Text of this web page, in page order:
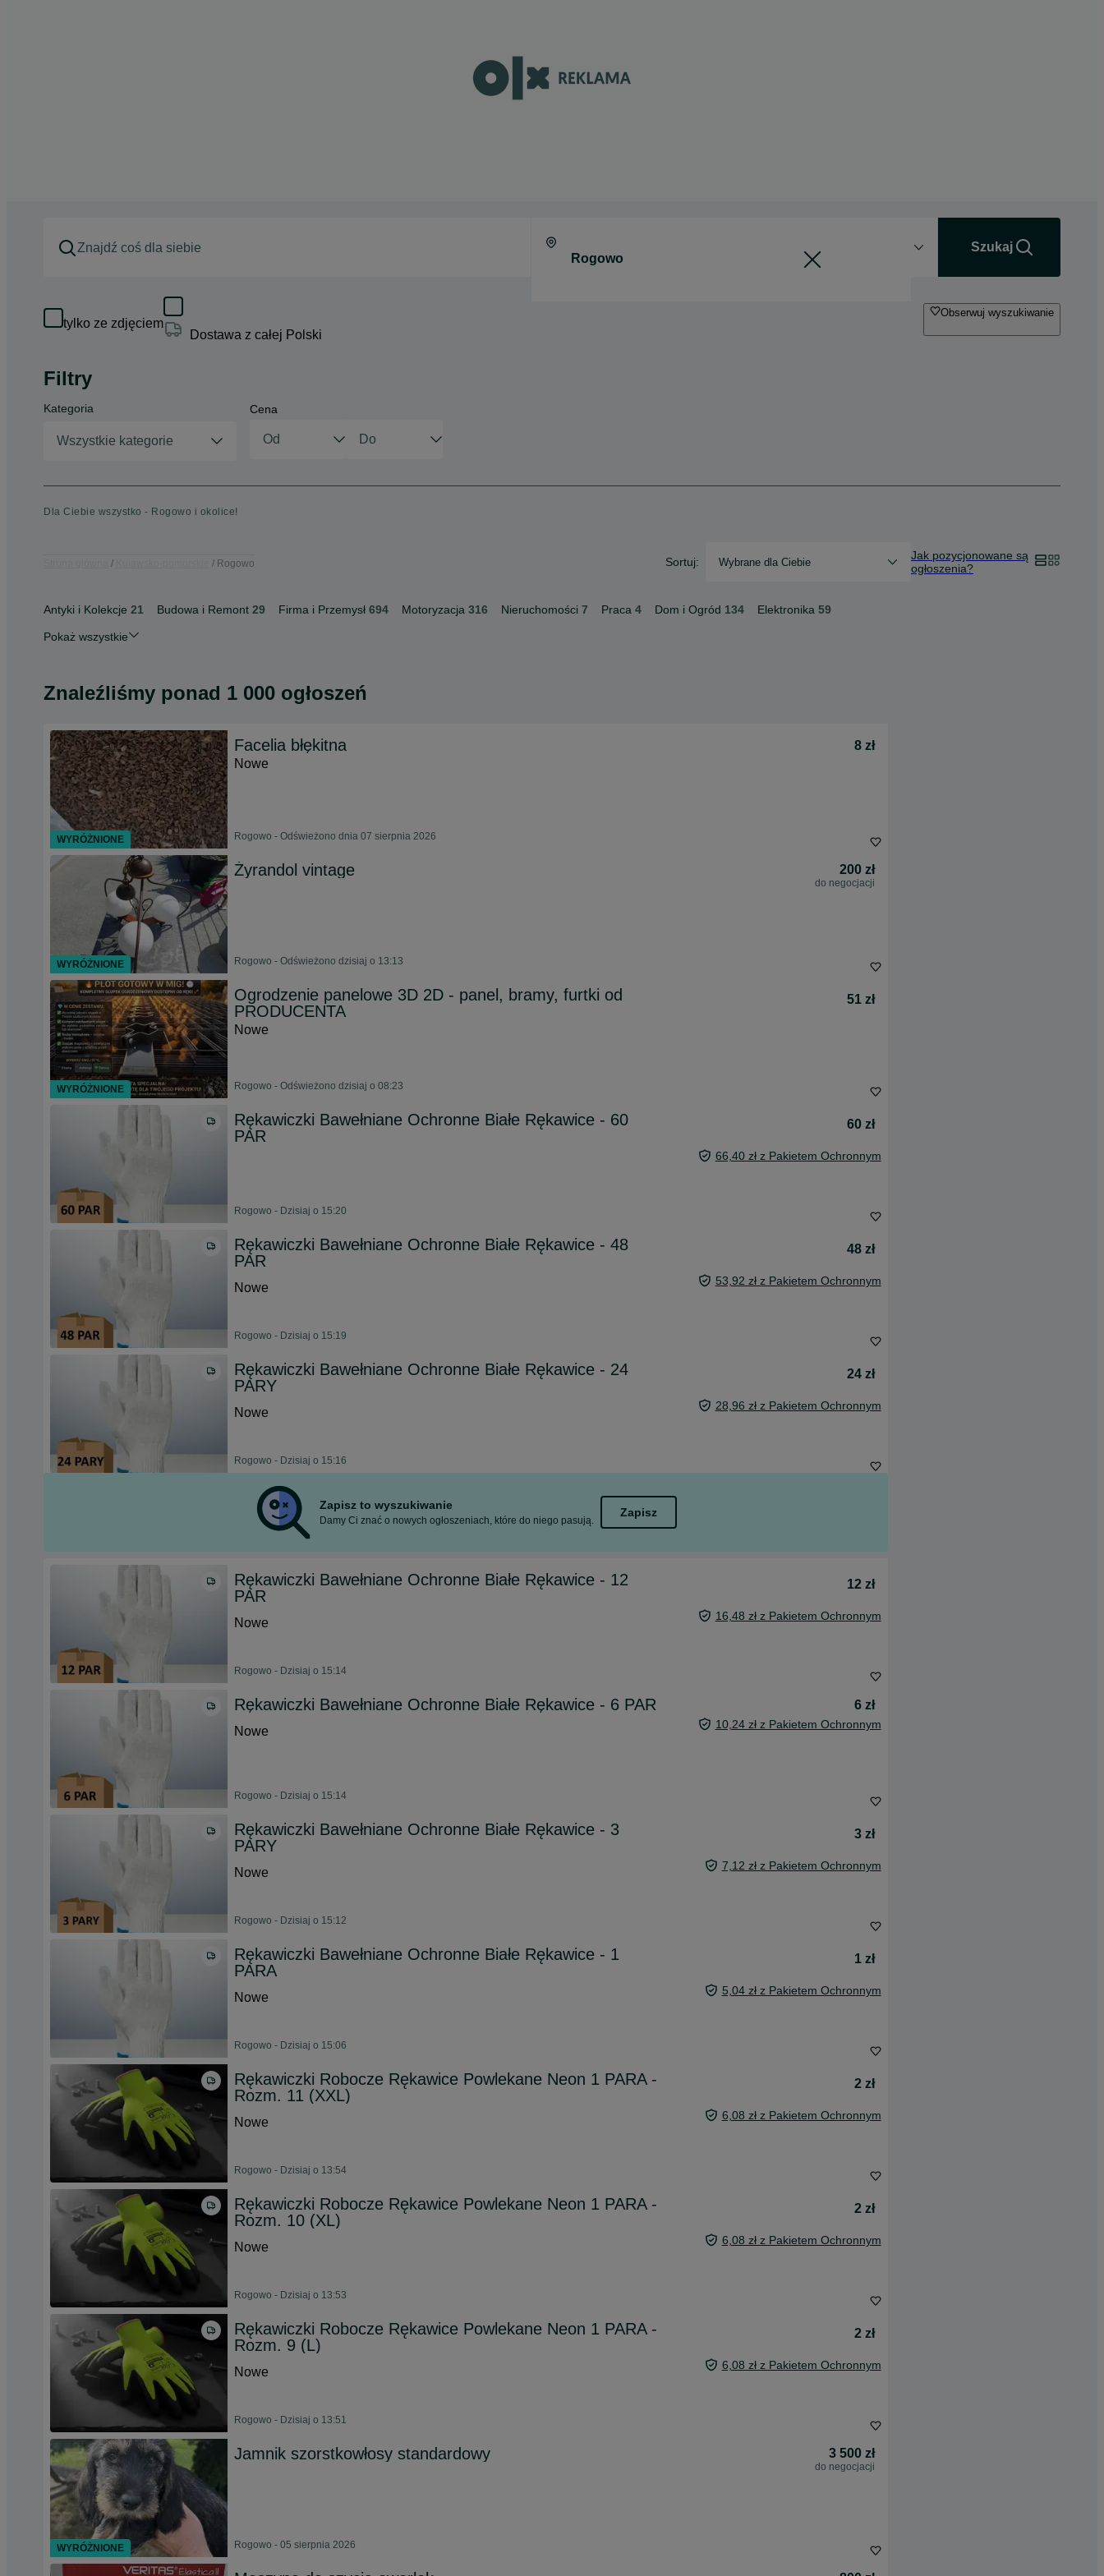
Szukaj
tylko ze zdjęciem
Dostawa z całej Polski
Obserwuj wyszukiwanie
Filtry
Kategoria
Wszystkie kategorie
Cena
Dla Ciebie wszystko - Rogowo i okolice!
Rogowo Sortuj: Wybrane dla Ciebie
Jak pozycjonowane są
ogłoszenia?
Antyki i Kolekcje 21 Budowa i Remont 29 Firma i Przemysł 694 Motoryzacja 316 Nieruchomości 7 Praca 4 Dom i Ogród 134 Elektronika 59
Pokaż wszystkie
Znaleźliśmy ponad 1 000 ogłoszeń
Facelia błękitna
8 zł
Nowe
Rogowo - Odświeżono dnia 07 sierpnia 2026
Żyrandol vintage 200 zł
do negocjacji
Rogowo - Odświeżono dzisiaj o 13:13
Ogrodzenie panelowe 3D 2D - panel, bramy, furtki od
PRODUCENTA
51 zł
Nowe
Rogowo - Odświeżono dzisiaj o 08:23
Rękawiczki Bawełniane Ochronne Białe Rękawice - 60
PAR
60 zł
66,40 zł z Pakietem Ochronnym
Rogowo - Dzisiaj o 15:20
Rękawiczki Bawełniane Ochronne Białe Rękawice - 48
PAR
48 zł
Nowe 53,92 zł z Pakietem Ochronnym
Rogowo - Dzisiaj o 15:19
Rękawiczki Bawełniane Ochronne Białe Rękawice - 24
PARY
24 zł
Nowe 28,96 zł z Pakietem Ochronnym
Rogowo - Dzisiaj o 15:16
Zapisz to wyszukiwanie
Damy Ci znać o nowych ogłoszeniach, które do niego pasują.
Zapisz
Rękawiczki Bawełniane Ochronne Białe Rękawice - 12
PAR
12 zł
Nowe 16,48 zł z Pakietem Ochronnym
Rogowo - Dzisiaj o 15:14
Rękawiczki Bawełniane Ochronne Białe Rękawice - 6 PAR
6 zł
Nowe
10,24 zł z Pakietem Ochronnym
Rogowo - Dzisiaj o 15:14
Rękawiczki Bawełniane Ochronne Białe Rękawice - 3
PARY
3 zł
Nowe 7,12 zł z Pakietem Ochronnym
Rogowo - Dzisiaj o 15:12
Rękawiczki Bawełniane Ochronne Białe Rękawice - 1
PARA
1 zł
Nowe 5,04 zł z Pakietem Ochronnym
Rogowo - Dzisiaj o 15:06
Rękawiczki Robocze Rękawice Powlekane Neon 1 PARA -
Rozm. 11 (XXL)
2 zł
Nowe 6,08 zł z Pakietem Ochronnym
Rogowo - Dzisiaj o 13:54
Rękawiczki Robocze Rękawice Powlekane Neon 1 PARA -
Rozm. 10 (XL)
2 zł
Nowe 6,08 zł z Pakietem Ochronnym
Rogowo - Dzisiaj o 13:53
Rękawiczki Robocze Rękawice Powlekane Neon 1 PARA -
Rozm. 9 (L)
2 zł
Nowe 6,08 zł z Pakietem Ochronnym
Rogowo - Dzisiaj o 13:51
Jamnik szorstkowłosy standardowy 3 500 zł
do negocjacji
Rogowo - 05 sierpnia 2026
WYRÓŻNIONE
WYRÓŻNIONE
WYRÓŻNIONE
WYRÓŻNIONE